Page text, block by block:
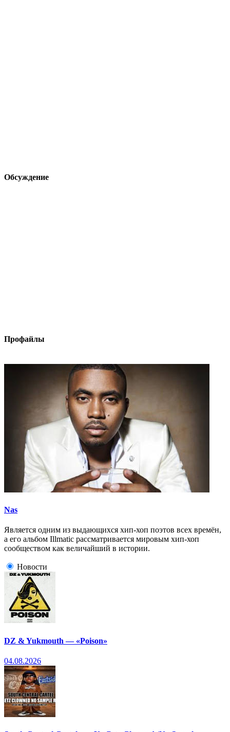
Обсуждение
Профайлы
Nas
Является одним из выдающихся хип-хоп поэтов всех времён,
а его альбом Illmatic рассматривается мировым хип-хоп
сообществом как величайший в истории.
Новости
DZ & Yukmouth — «Poison»
04.08.2026